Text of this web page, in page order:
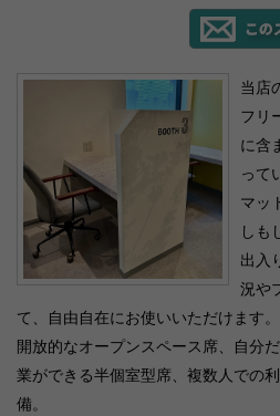
当店
フリ
に含
って
マッ
しも
出入
況や
て、自由自在にお使いいただけます。
開放的なオープンスペース席、自分
業ができる半個室型席、複数人での
備。